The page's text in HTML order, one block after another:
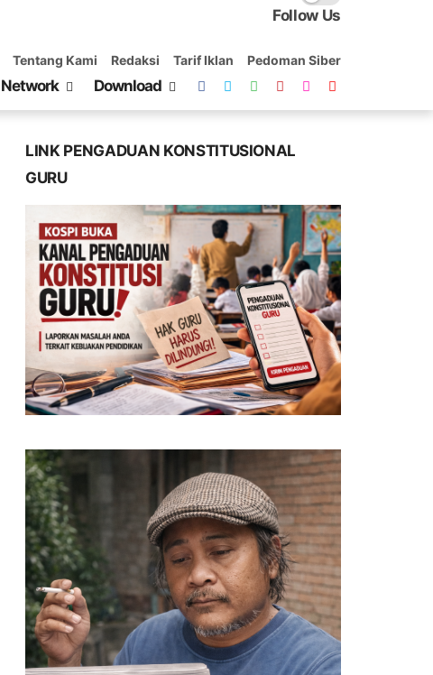
Follow Us
Tentang Kami Redaksi Tarif Iklan Pedoman Siber
Network Download
LINK PENGADUAN KONSTITUSIONAL
GURU